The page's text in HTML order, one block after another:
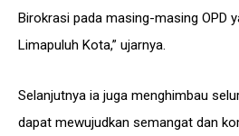
Birokrasi pada masing-masing OPD
Limapuluh Kota,” ujarnya.
Selanjutnya ia juga menghimbau
dapat mewujudkan semangat dan